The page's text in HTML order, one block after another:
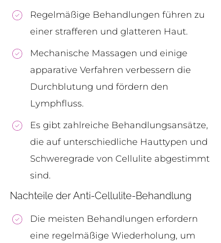
Regelmäßige Behandlungen führen zu
einer strafferen und glatteren Haut.
Mechanische Massagen und einige
apparative Verfahren verbessern die
Durchblutung und fördern den
Lymphfluss.
Es gibt zahlreiche Behandlungsansätze,
die auf unterschiedliche Hauttypen und
Schweregrade von Cellulite abgestimmt
sind.
Nachteile der Anti-Cellulite-Behandlung
Die meisten Behandlungen erfordern
eine regelmäßige Wiederholung, um